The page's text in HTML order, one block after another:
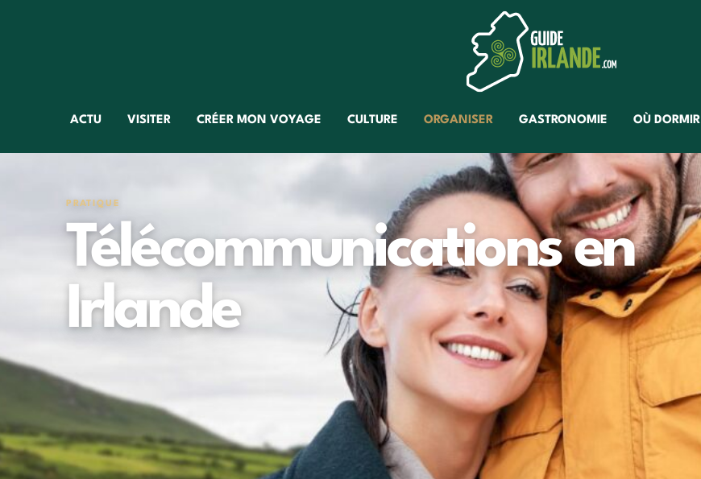
ACTU VISITER CRÉER MON VOYAGE CULTURE ORGANISER GASTRONOMIE OÙ DORMIR
PRATIQUE
Télécommunications en
Irlande